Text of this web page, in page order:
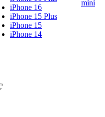
iPhone 16
iPhone 15 Plus
iPhone 15
iPhone 14
mini